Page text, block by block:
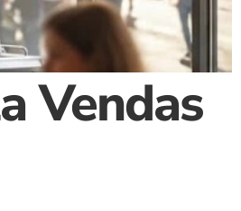
Vendas